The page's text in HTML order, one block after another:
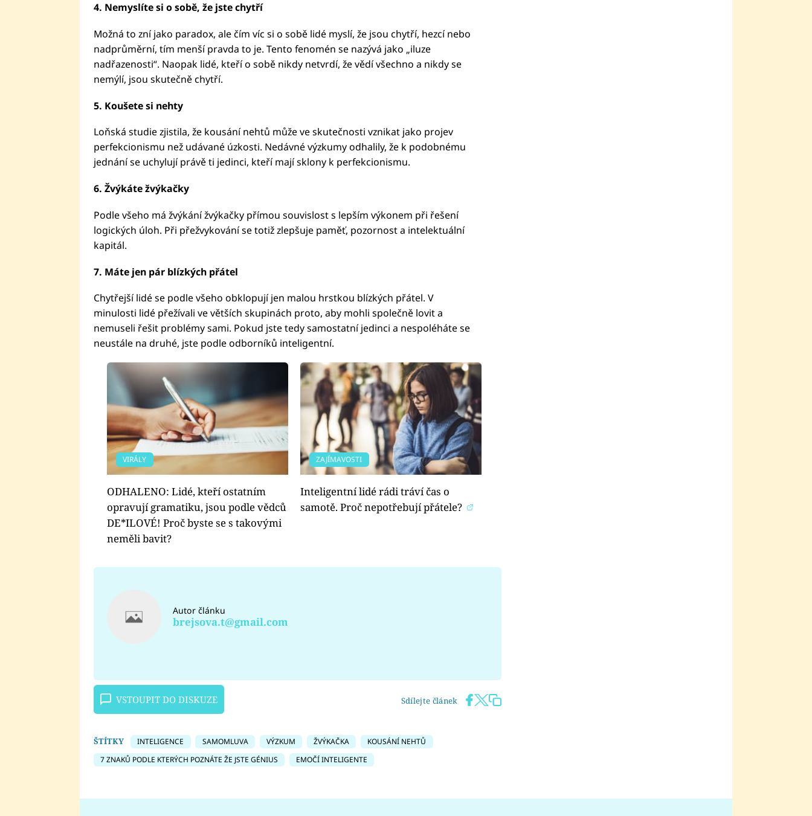
4. Nemyslíte si o sobě, že jste chytří
Možná to zní jako paradox, ale čím víc si o sobě lidé myslí, že jsou chytří, hezcí nebo
nadprůměrní, tím menší pravda to je. Tento fenomén se nazývá jako „iluze
nadřazenosti“. Naopak lidé, kteří o sobě nikdy netvrdí, že vědí všechno a nikdy se
nemýlí, jsou skutečně chytří.
5. Koušete si nehty
Loňská studie zjistila, že kousání nehtů může ve skutečnosti vznikat jako projev
perfekcionismu než udávané úzkosti. Nedávné výzkumy odhalily, že k podobnému
jednání se uchylují právě ti jedinci, kteří mají sklony k perfekcionismu.
6. Žvýkáte žvýkačky
Podle všeho má žvýkání žvýkačky přímou souvislost s lepším výkonem při řešení
logických úloh. Při přežvykování se totiž zlepšuje paměť, pozornost a intelektuální
kapitál.
7. Máte jen pár blízkých přátel
Chytřejší lidé se podle všeho obklopují jen malou hrstkou blízkých přátel. V
minulosti lidé přežívali ve větších skupinách proto, aby mohli společně lovit a
nemuseli řešit problémy sami. Pokud jste tedy samostatní jedinci a nespoléháte se
neustále na druhé, jste podle odborníků inteligentní.
VIRÁLY
ODHALENO: Lidé, kteří ostatním
opravují gramatiku, jsou podle vědců
DE*ILOVÉ! Proč byste se s takovými
neměli bavit?
ZAJÍMAVOSTI
Inteligentní lidé rádi tráví čas o
samotě. Proč nepotřebují přátele?
Autor článku
brejsova.t@gmail.com
VSTOUPIT DO DISKUZE Sdílejte článek
ŠTÍTKY INTELIGENCE SAMOMLUVA VÝZKUM ŽVÝKAČKA
KOUSÁNÍ NEHTŮ
7 ZNAKŮ PODLE KTERÝCH POZNÁTE ŽE JSTE GÉNIUS
EMOČÍ INTELIGENTE